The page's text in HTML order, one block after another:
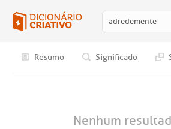
Resumo Significado
Nenhum